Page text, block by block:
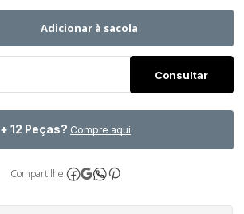
Adicionar à sacola
+ 12 Peças? Compre aqui
Compartilhe: